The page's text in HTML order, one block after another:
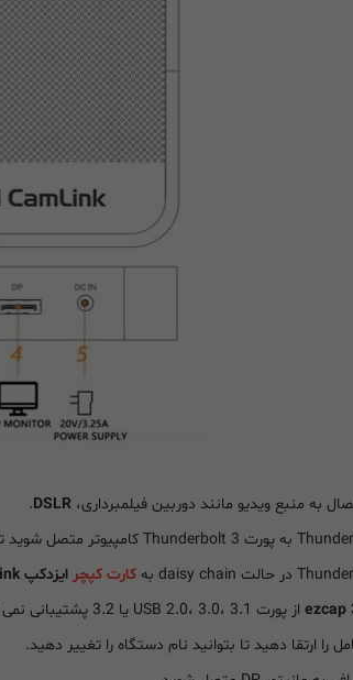
DSLR
.
کارت کپچر ایزدکپ ezcap 362 Quad CamLink
از پورت USB 2.0، 3.0، 3.1 یا 3.2 پشتیبانی نمی کند، فقط پورت Thunderbolt 3 را پشتیبانی می‌کند.
را ارتقا دهید تا بتوانید نام دستگاه را تغییر دهید.